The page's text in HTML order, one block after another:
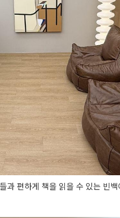
과 편하게 책을 읽을 수 있는 빈